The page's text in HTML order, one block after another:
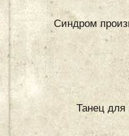
Синдром
Танец для